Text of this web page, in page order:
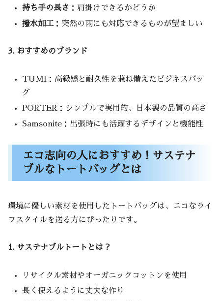
持ち手の長さ ：肩掛けできるかどうか
撥水加工 ：突然の雨にも対応できるものが望ましい
3. おすすめのブランド
TUMI：高級感と耐久性を兼ね備えたビジネスバッ
グ
PORTER：シンプルで実用的、日本製の品質の高さ
Samsonite：出張時にも活躍するデザインと機能性
エコ志向の人におすすめ！サステナ
ブルなトートバッグとは
環境に優しい素材を使用したトートバッグは、エコなライ
フスタイルを送る方にぴったりです。
1. サステナブルトートとは？
リサイクル素材やオーガニックコットンを使用
長く使えるように丈夫な作り